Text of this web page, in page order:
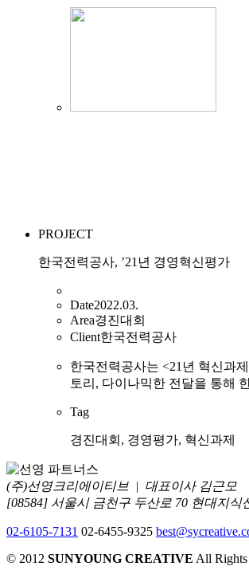
PROJECT
한국전력공사, ’21년 경영혁신평가
Date2022.03.
Area경진대회
Client한국전력공사
한국전력공사는 <21년 혁신과
토리, 다이나믹한 전달을 통해
Tag
경진대회, 경영평가, 혁신과제
(주)선영크리에이티브 | 대표이사 김근모
[08584] 서울시 금천구 두산로 70 현대지식
02-6105-7131 02-6455-9325
© 2012 SUNYOUNG CREATIVE All Rights